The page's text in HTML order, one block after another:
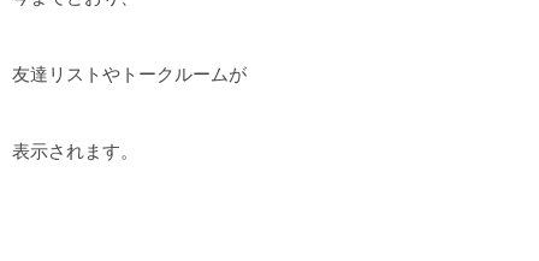
友達リストやトークルームが
表示されます。